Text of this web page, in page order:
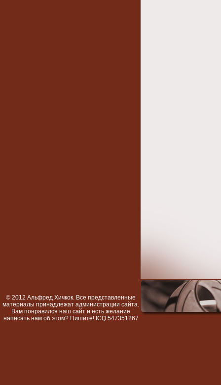
© 2012 Альфред Хичкок. Все представленные
материалы принадлежат администрации сайта.
Вам понравился наш сайт и есть желание
написать нам об этом? Пишите! ICQ 547351267